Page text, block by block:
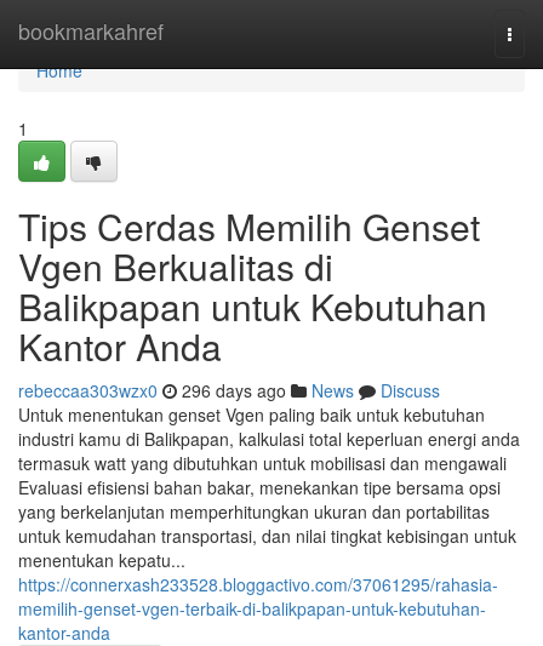
bookmarkahref
Home
Home
1
Tips Cerdas Memilih Genset
Vgen Berkualitas di
Balikpapan untuk Kebutuhan
Kantor Anda
rebeccaa303wzx0 296 days ago News
Discuss
Untuk menentukan genset Vgen paling baik untuk kebutuhan
industri kamu di Balikpapan, kalkulasi total keperluan energi anda
termasuk watt yang dibutuhkan untuk mobilisasi dan mengawali
Evaluasi efisiensi bahan bakar, menekankan tipe bersama opsi
yang berkelanjutan memperhitungkan ukuran dan portabilitas
untuk kemudahan transportasi, dan nilai tingkat kebisingan untuk
menentukan kepatu...
https://connerxash233528.bloggactivo.com/37061295/rahasia-
memilih-genset-vgen-terbaik-di-balikpapan-untuk-kebutuhan-
kantor-anda